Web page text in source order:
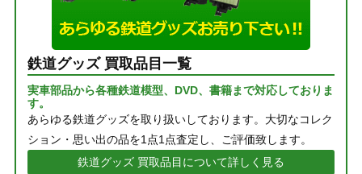
鉄道グッズ 買取品目一覧
実車部品から各種鉄道模型、DVD、書籍まで対応しておりま
す。
あらゆる鉄道グッズを取り扱いしております。大切なコレク
ション・思い出の品を1点1点査定し、ご評価致します。
鉄道グッズ 買取品目について詳しく見る